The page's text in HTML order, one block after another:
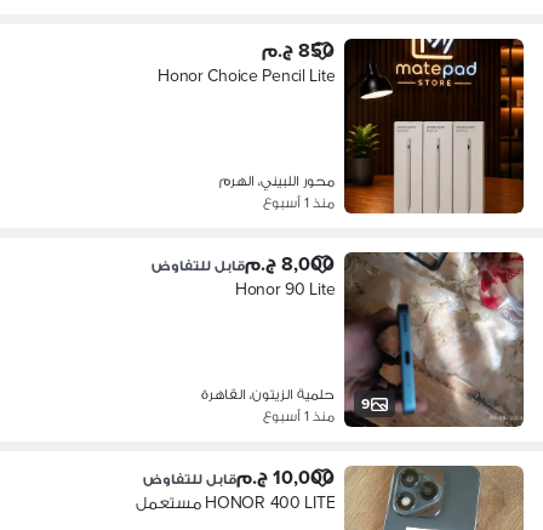
850 ج.م
Honor Choice Pencil Lite
محور اللبيني، الهرم
منذ 1 أسبوع
9
8,000 ج.م قابل للتفاوض
Honor 90 Lite
حلمية الزيتون، القاهرة
منذ 1 أسبوع
10,000 ج.م قابل للتفاوض
HONOR 400 LITE مستعمل